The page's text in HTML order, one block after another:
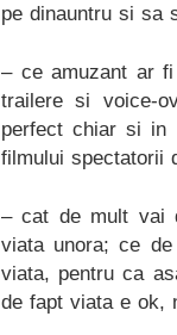
pe dinauntru si sa
– ce amuzant ar
trailere si voice-
perfect chiar si in
filmului spectatorii
– cat de mult vai
viata unora; ce
viata, pentru ca
de fapt viata e ok,